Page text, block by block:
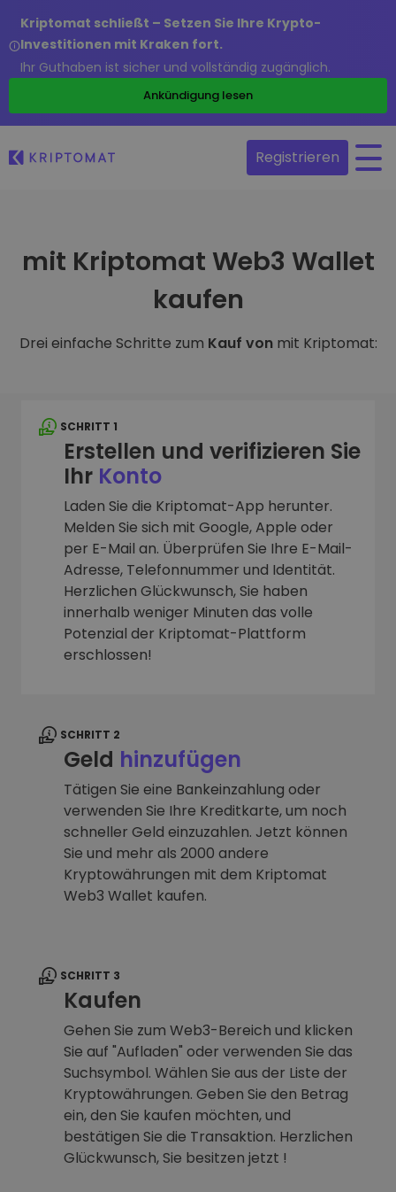
Kriptomat schließt – Setzen Sie Ihre Krypto-
Investitionen mit Kraken fort.
Ihr Guthaben ist sicher und vollständig zugänglich.
Ankündigung lesen
Registrieren
mit Kriptomat Web3 Wallet
kaufen
Drei einfache Schritte zum Kauf von mit Kriptomat:
SCHRITT 1
Erstellen und verifizieren Sie
Ihr Konto
Laden Sie die Kriptomat-App herunter.
Melden Sie sich mit Google, Apple oder
per E-Mail an. Überprüfen Sie Ihre E-Mail-
Adresse, Telefonnummer und Identität.
Herzlichen Glückwunsch, Sie haben
innerhalb weniger Minuten das volle
Potenzial der Kriptomat-Plattform
erschlossen!
SCHRITT 2
Geld hinzufügen
Tätigen Sie eine Bankeinzahlung oder
verwenden Sie Ihre Kreditkarte, um noch
schneller Geld einzuzahlen. Jetzt können
Sie und mehr als 2000 andere
Kryptowährungen mit dem Kriptomat
Web3 Wallet kaufen.
SCHRITT 3
Kaufen
Gehen Sie zum Web3-Bereich und klicken
Sie auf "Aufladen" oder verwenden Sie das
Suchsymbol. Wählen Sie aus der Liste der
Kryptowährungen. Geben Sie den Betrag
ein, den Sie kaufen möchten, und
bestätigen Sie die Transaktion. Herzlichen
Glückwunsch, Sie besitzen jetzt !